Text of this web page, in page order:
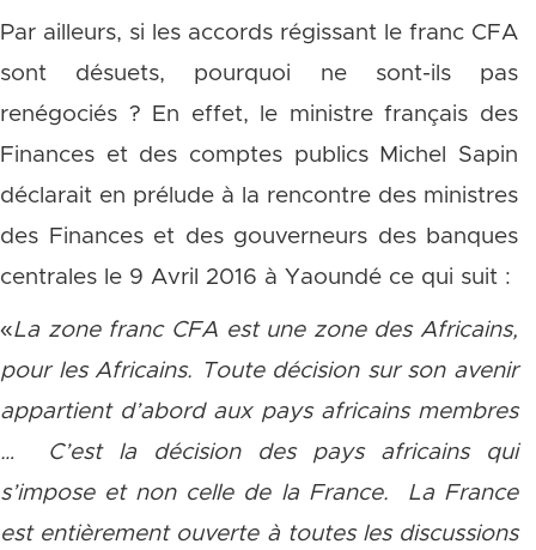
Par ailleurs, si les accords régissant le franc CFA
sont désuets, pourquoi ne sont-ils pas
renégociés ? En effet, le ministre français des
Finances et des comptes publics Michel Sapin
déclarait en prélude à la rencontre des ministres
des Finances et des gouverneurs des banques
centrales le 9 Avril 2016 à Yaoundé ce qui suit :
«La zone franc CFA est une zone des Africains,
pour les Africains. Toute décision sur son avenir
appartient d’abord aux pays africains membres
… C’est la décision des pays africains qui
s’impose et non celle de la France.
La France
est entièrement ouverte à toutes les discussions